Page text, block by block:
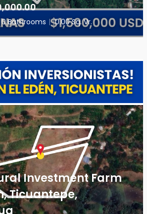
0 Bathrooms | 0.00 Sq. Vr.
Investment Farm
Ticuantepe,